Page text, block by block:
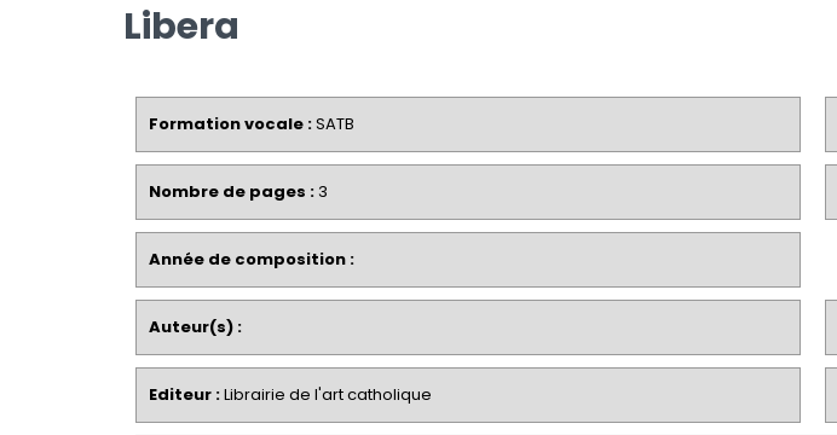
Libera
Formation vocale :SATB
Nombre de pages :3
Année de composition :
Auteur(s) :
Editeur :Librairie de l'art catholique